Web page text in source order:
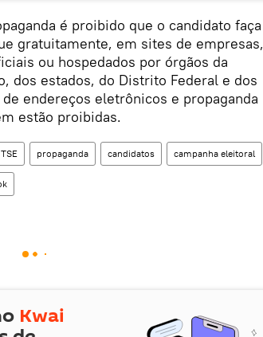
é proibido que o candidato faça
gratuitamente, em sites de empresas,
ou hospedados por órgãos da
dos estados, do Distrito Federal e dos
endereços eletrônicos e propaganda
estão proibidas.
TSE propaganda candidatos campanha eleitoral
Kwai